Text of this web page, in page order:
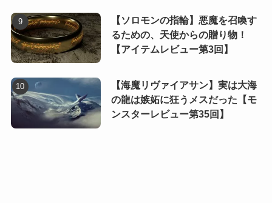
【ソロモンの指輪】悪魔を召喚す
るための、天使からの贈り物！
【アイテムレビュー第3回】
【海魔リヴァイアサン】実は大海
の龍は嫉妬に狂うメスだった【モ
ンスターレビュー第35回】